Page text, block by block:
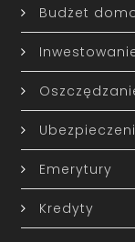
Budżet
Emerytury
Kredyty